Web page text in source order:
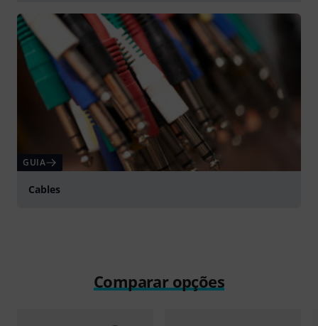
GUIA
Cables
Comparar opções